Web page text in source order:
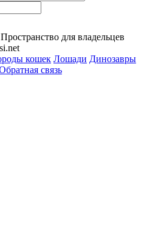
для владельцев
кошек Лошади Динозавры
связь